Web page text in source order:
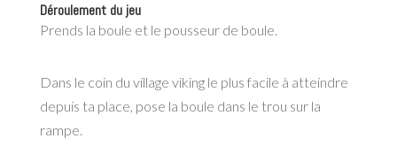
Déroulement du jeu
Prends la boule et le pousseur de boule.
Dans le coin du village viking le plus facile à atteindre
depuis ta place, pose la boule dans le trou sur la
rampe.